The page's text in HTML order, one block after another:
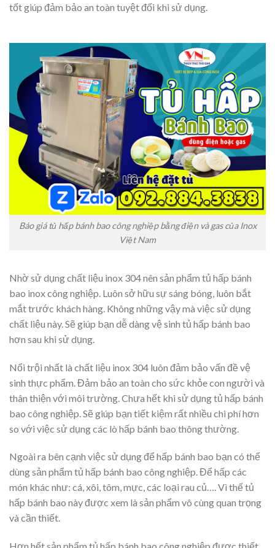
tốt giúp đảm bảo an toàn tuyệt đối khi sử dụng.
Báo giá tủ hấp bánh bao công nghiệp bằng điện và gas của Inox
Việt Nam
Nhờ sử dụng chất liệu inox 304 nên sản phẩm tủ hấp bánh
bao inox công nghiệp. Luôn sở hữu sự sáng bóng, luôn bắt
mắt trước khách hàng. Không những vậy mà việc sử dụng
chất liệu này. Sẽ giúp bạn dễ dàng vệ sinh tủ hấp bánh bao
hơn sau khi sử dụng.
Nổi trội nhất là chất liệu inox 304 luôn đảm bảo vấn đề vệ
sinh thực phẩm. Đảm bảo an toàn cho sức khỏe con người và
thân thiện với môi trường. Chưa hết khi sử dụng tủ hấp bánh
bao công nghiệp. Sẽ giúp bạn tiết kiệm rất nhiều chi phí hơn
so với việc sử dụng các lò hấp bánh bao thông thường.
Ngoài ra bên cạnh việc sử dụng để hấp bánh bao bạn có thể
dùng sản phẩm tủ hấp bánh bao công nghiệp. Để hấp các
món khác như: cá, xôi, tôm, mực, các loại rau củ…. Vì thế tủ
hấp bánh bao này được xem là sản phẩm vô cùng quan trọng
và cần thiết.